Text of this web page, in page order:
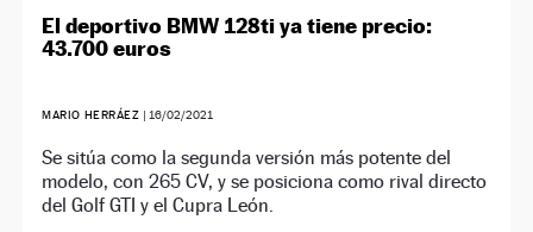
El deportivo BMW 128ti ya tiene precio:
43.700 euros
MARIO HERRÁEZ | 16/02/2021
Se sitúa como la segunda versión más potente del
modelo, con 265 CV, y se posiciona como rival directo
del Golf GTI y el Cupra León.